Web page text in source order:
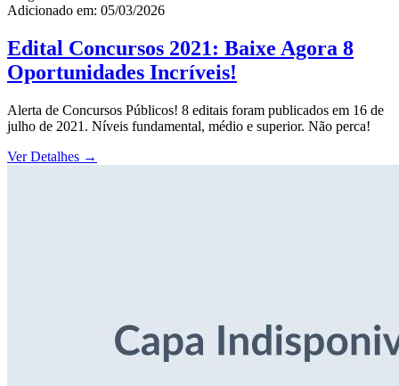
Adicionado em: 05/03/2026
Edital Concursos 2021: Baixe Agora 8
Oportunidades Incríveis!
Alerta de Concursos Públicos! 8 editais foram publicados em 16 de
julho de 2021. Níveis fundamental, médio e superior. Não perca!
Ver Detalhes →